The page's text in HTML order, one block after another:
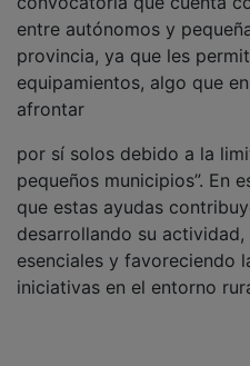
entre autónomos y
provincia, ya que les
equipamientos, algo que
afrontar
pequeños municipios”. En
que estas ayudas
desarrollando su
esenciales y favoreciendo
iniciativas en el entorno